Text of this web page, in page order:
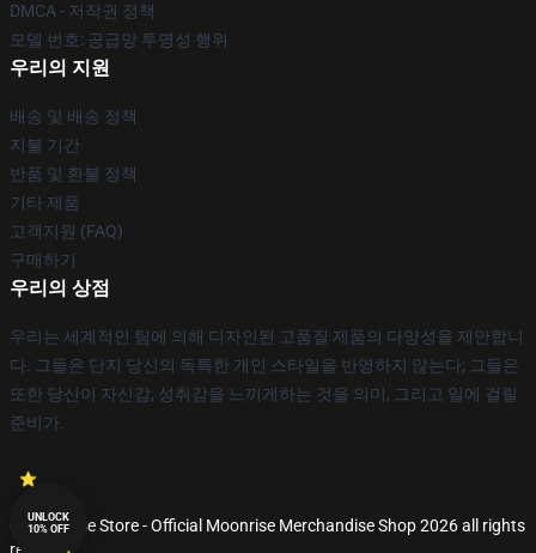
DMCA - 저작권 정책
모델 번호: 공급망 투명성 행위
우리의 지원
배송 및 배송 정책
지불 기간
반품 및 환불 정책
기타 제품
고객지원 (FAQ)
구매하기
우리의 상점
우리는 세계적인 팀에 의해 디자인된 고품질 제품의 다양성을 제안합니
다. 그들은 단지 당신의 독특한 개인 스타일을 반영하지 않는다; 그들은
또한 당신이 자신감, 성취감을 느끼게하는 것을 의미, 그리고 일에 걸릴
준비가.
© Moonrise Store - Official Moonrise Merchandise Shop 2026 all rights
UNLOCK
10% OFF